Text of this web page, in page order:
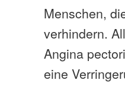
Menschen,
verhindern.
Angina
eine